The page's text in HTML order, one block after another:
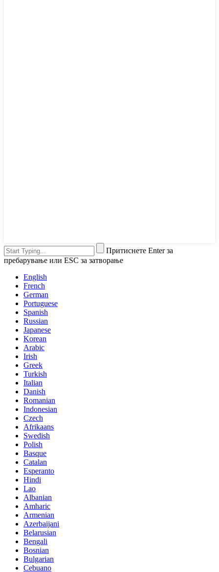
Притиснете Enter за
пребарување или ESC за затворање
English
French
German
Portuguese
Spanish
Russian
Japanese
Korean
Arabic
Irish
Greek
Turkish
Italian
Danish
Romanian
Indonesian
Czech
Afrikaans
Swedish
Polish
Basque
Catalan
Esperanto
Hindi
Lao
Albanian
Amharic
Armenian
Azerbaijani
Belarusian
Bengali
Bosnian
Bulgarian
Cebuano